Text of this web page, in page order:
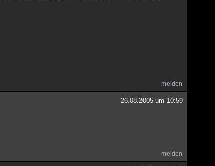
melden
26.08.2005 um 10:59
melden